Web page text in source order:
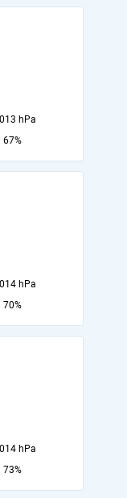
hPa
67%
hPa
70%
hPa
73%